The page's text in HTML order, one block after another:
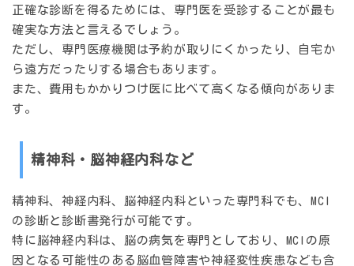
正確な診断を得るためには、専門医を受診することが最も
確実な方法と言えるでしょう。
ただし、専門医療機関は予約が取りにくかったり、自宅か
ら遠方だったりする場合もあります。
また、費用もかかりつけ医に比べて高くなる傾向がありま
す。
精神科・脳神経内科など
精神科、神経内科、脳神経内科といった専門科でも、MCI
の診断と診断書発行が可能です。
特に脳神経内科は、脳の病気を専門としており、MCIの原
因となる可能性のある脳血管障害や神経変性疾患なども含